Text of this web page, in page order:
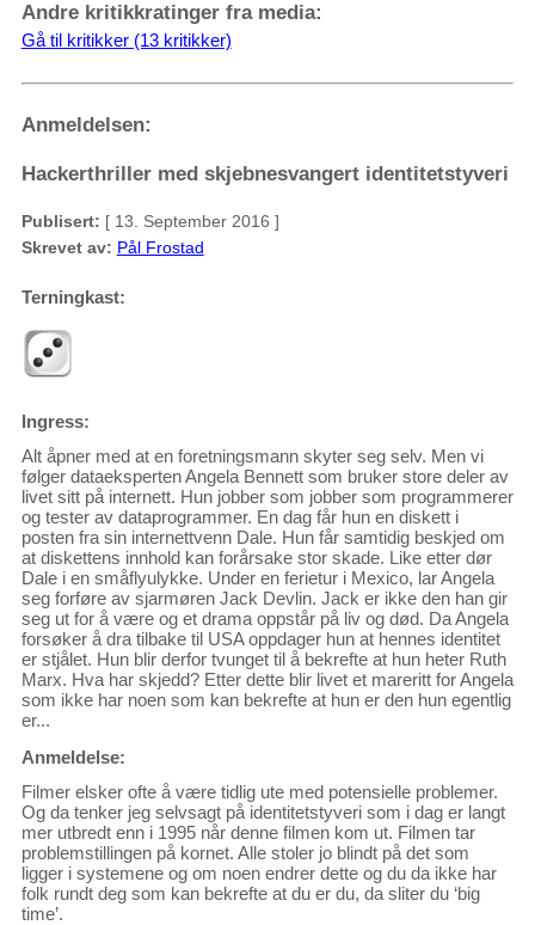
Andre kritikkratinger fra media:
Gå til kritikker (13 kritikker)
Anmeldelsen:
Hackerthriller med skjebnesvangert identitetstyveri
Publisert: [ 13. September 2016 ]
Skrevet av: Pål Frostad
Terningkast:
Ingress:
Alt åpner med at en foretningsmann skyter seg selv. Men vi
følger dataeksperten Angela Bennett som bruker store deler av
livet sitt på internett. Hun jobber som jobber som programmerer
og tester av dataprogrammer. En dag får hun en diskett i
posten fra sin internettvenn Dale. Hun får samtidig beskjed om
at diskettens innhold kan forårsake stor skade. Like etter dør
Dale i en småflyulykke. Under en ferietur i Mexico, lar Angela
seg forføre av sjarmøren Jack Devlin. Jack er ikke den han gir
seg ut for å være og et drama oppstår på liv og død. Da Angela
forsøker å dra tilbake til USA oppdager hun at hennes identitet
er stjålet. Hun blir derfor tvunget til å bekrefte at hun heter Ruth
Marx. Hva har skjedd? Etter dette blir livet et mareritt for Angela
som ikke har noen som kan bekrefte at hun er den hun egentlig
er...
Anmeldelse:
Filmer elsker ofte å være tidlig ute med potensielle problemer.
Og da tenker jeg selvsagt på identitetstyveri som i dag er langt
mer utbredt enn i 1995 når denne filmen kom ut. Filmen tar
problemstillingen på kornet. Alle stoler jo blindt på det som
ligger i systemene og om noen endrer dette og du da ikke har
folk rundt deg som kan bekrefte at du er du, da sliter du ‘big
time’.